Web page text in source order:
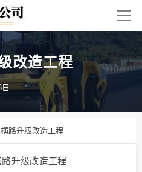
改造工程
日
路升级改造工程
升级改造工程